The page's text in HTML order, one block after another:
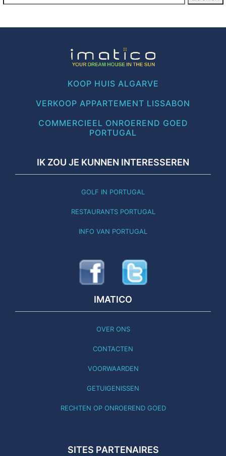
KOOP HUIS ALGARVE
VERKOOP APPARTEMENT LISSABON
COMMERCIEEL ONROEREND GOED
PORTUGAL
IK ZOU JE KUNNEN INTERESSEREN
GOLF IN PORTUGAL
RESTAURANTS PORTUGAL
INFO VAN PORTUGAL
IMATICO
OVER ONS
CONTACTEN
VOORWAARDEN
GETUIGENISSEN
RECHTEN OP ONROEREND GOED
SITES PARTENAIRES